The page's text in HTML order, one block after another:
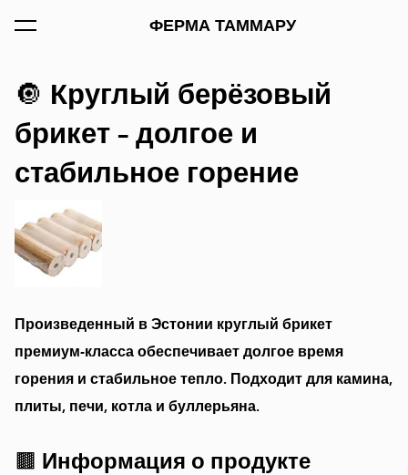
ФЕРМА ТАММАРУ
был добавлен в
Просмотр корзины
🔘 Круглый берёзовый
брикет – долгое и
стабильное горение
Произведенный в Эстонии круглый брикет
премиум-класса обеспечивает долгое время
горения и стабильное тепло. Подходит для камина,
плиты, печи, котла и буллерьяна.
🟫 Информация о продукте